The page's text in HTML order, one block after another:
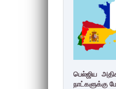
பெல்ஜிய
நாட்களுக்கு